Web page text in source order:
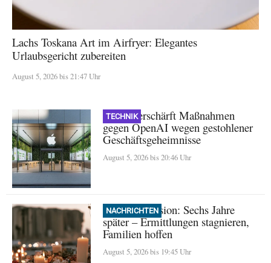
Lachs Toskana Art im Airfryer: Elegantes
Urlaubsgericht zubereiten
August 5, 2026 bis 21:47 Uhr
TECHNIK
Apple verschärft Maßnahmen
gegen OpenAI wegen gestohlener
Geschäftsgeheimnisse
August 5, 2026 bis 20:46 Uhr
NACHRICHTEN
Beirut Explosion: Sechs Jahre
später – Ermittlungen stagnieren,
Familien hoffen
August 5, 2026 bis 19:45 Uhr